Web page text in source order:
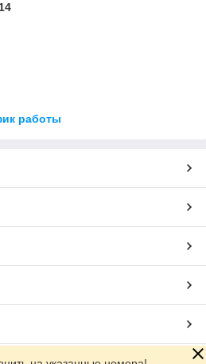
работы